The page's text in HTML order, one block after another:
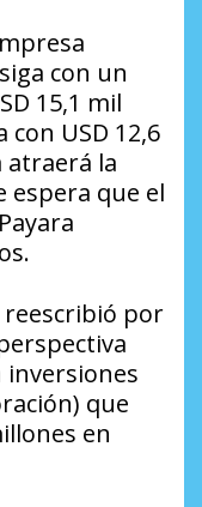
con un
15,1 mil
con USD 12,6
atraerá la
espera que el
reescribió por
inversiones
que
en